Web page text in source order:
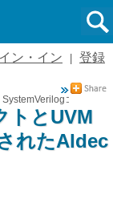
ン・イン 登録
SystemVerilogコンスト
トとUVM
れたAldec